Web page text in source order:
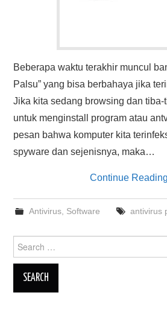
Beberapa waktu terakhir muncul
Palsu” yang bisa berbahaya jika
Jika kita sedang browsing dan
untuk menginstall program atau
pesan bahwa komputer kita
spyware dan sejenisnya, maka…
Continue Reading
Antivirus, Software antivirus
for: